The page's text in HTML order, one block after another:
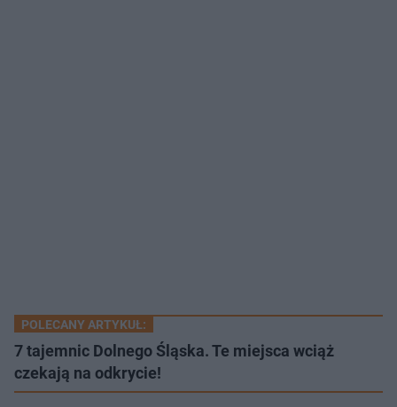
POLECANY ARTYKUŁ:
7 tajemnic Dolnego Śląska. Te miejsca wciąż
czekają na odkrycie!